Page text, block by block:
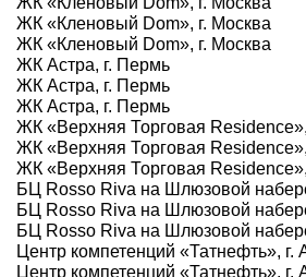
ЖК «Кленовый Dom», г. Москва
ЖК «Кленовый Dom», г. Москва
ЖК Астра, г. Пермь
ЖК Астра, г. Пермь
ЖК Астра, г. Пермь
ЖК «Верхняя Торговая
ЖК «Верхняя Торговая
ЖК «Верхняя Торговая
БЦ Rosso Riva на Шлюзовой
БЦ Rosso Riva на Шлюзовой
БЦ Rosso Riva на Шлюзовой
Центр компетенций «Татнефть», г.
Центр компетенций «Татнефть», г.